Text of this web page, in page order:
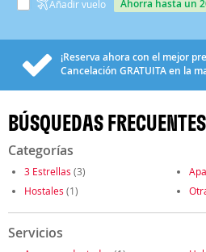
Añadir vuelo ahorra hasta un
¡Reserva ahora con el mejor
Cancelación GRATUITAen la
BÚSQUEDAS
Categorías
3 Estrellas (3)
Hostales (1)
Servicios